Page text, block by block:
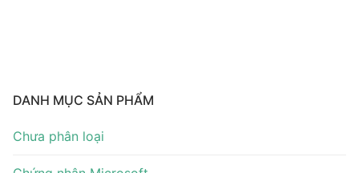
DANH MỤC SẢN PHẨM
Chưa phân loại